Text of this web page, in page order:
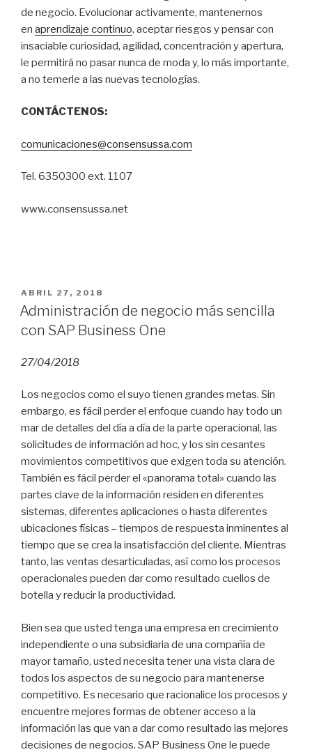
de negocio. Evolucionar activamente, mantenernos
en aprendizaje continuo, aceptar riesgos y pensar con
insaciable curiosidad, agilidad, concentración y apertura,
le permitirá no pasar nunca de moda y, lo más importante,
a no temerle a las nuevas tecnologías.
CONTÁCTENOS:
comunicaciones@consensussa.com
Tel. 6350300 ext. 1107
www.consensussa.net
PUBLICADO
EN
ABRIL 27, 2018
Administración de negocio más sencilla
con SAP Business One
27/04/2018
Los negocios como el suyo tienen grandes metas. Sin
embargo, es fácil perder el enfoque cuando hay todo un
mar de detalles del día a día de la parte operacional, las
solicitudes de información ad hoc, y los sin cesantes
movimientos competitivos que exigen toda su atención.
También es fácil perder el «panorama total» cuando las
partes clave de la información residen en diferentes
sistemas, diferentes aplicaciones o hasta diferentes
ubicaciones físicas – tiempos de respuesta inminentes al
tiempo que se crea la insatisfacción del cliente. Mientras
tanto, las ventas desarticuladas, así como los procesos
operacionales pueden dar como resultado cuellos de
botella y reducir la productividad.
Bien sea que usted tenga una empresa en crecimiento
independiente o una subsidiaria de una compañía de
mayor tamaño, usted necesita tener una vista clara de
todos los aspectos de su negocio para mantenerse
competitivo. Es necesario que racionalice los procesos y
encuentre mejores formas de obtener acceso a la
información las que van a dar como resultado las mejores
decisiones de negocios. SAP Business One le puede